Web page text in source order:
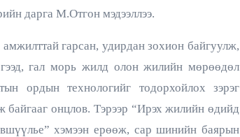
дарга М.Отгон мэдээллээ.
гарсан, удирдан зохион байгуулж,
гал морь жилд олон жилийн мөрөөдөл
ордын технологийг тодорхойлох зэрэг
байгааг онцлов. Тэрээр “Ирэх жилийн өдийд
хэмээн ерөөж, сар шинийн баярын